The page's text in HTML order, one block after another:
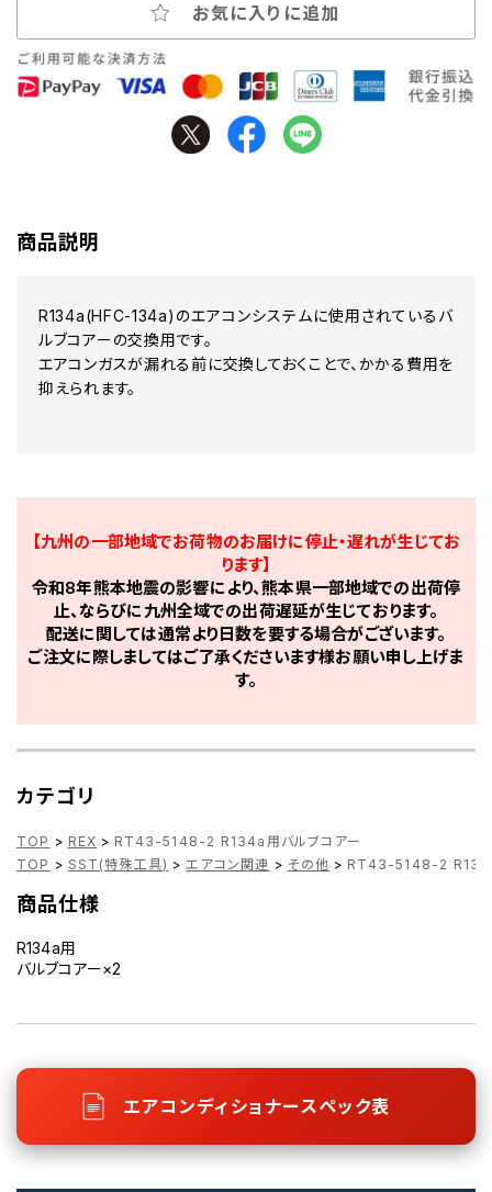
お気に入りに追加
商品説明
R134a(HFC-134a)のエアコンシステムに使用されているバ
ルブコアーの交換用です。
エアコンガスが漏れる前に交換しておくことで、かかる費用を
抑えられます。
【九州の一部地域でお荷物のお届けに停止・遅れが生じてお
ります】
令和8年熊本地震の影響により、熊本県一部地域での出荷停
止、ならびに九州全域での出荷遅延が生じております。
配送に関しては通常より日数を要する場合がございます。
ご注文に際しましてはご了承くださいます様お願い申し上げま
す。
カテゴリ
TOP > REX > RT43-5148-2 R134a用バルブコアー
TOP > SST(特殊工具) > エアコン関連 > その他 > RT43-5148-2
商品仕様
R134a用
バルブコアー×2
エアコンディショナースペック表